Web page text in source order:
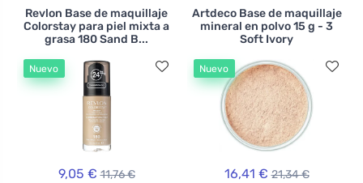
Revlon Base de maquillaje
Colorstay para piel mixta a
grasa 180 Sand B...
Nuevo
9,05 € 11,76 €
Artdeco Base de maquillaje
mineral en polvo 15 g - 3
Soft Ivory
Nuevo
16,41 € 21,34 €